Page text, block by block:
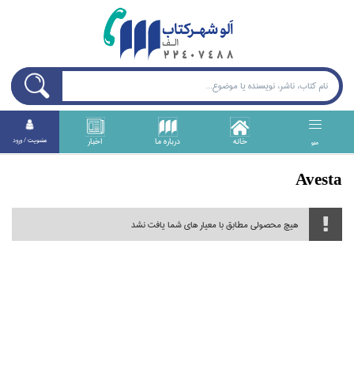
منو خانه درباره ما اخبار عضويت / ورود
Avesta
هیچ محصولی مطابق با معیار های شما یافت نشد